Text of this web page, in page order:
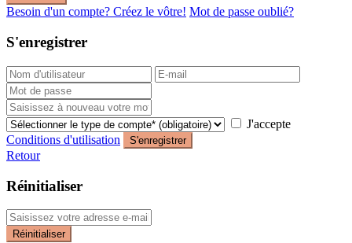
Besoin d'un compte? Créez le vôtre! Mot de passe oublié?
S'enregistrer
J'accepte
Conditions d'utilisation
S'enregistrer
Retour
Réinitialiser
Réinitialiser